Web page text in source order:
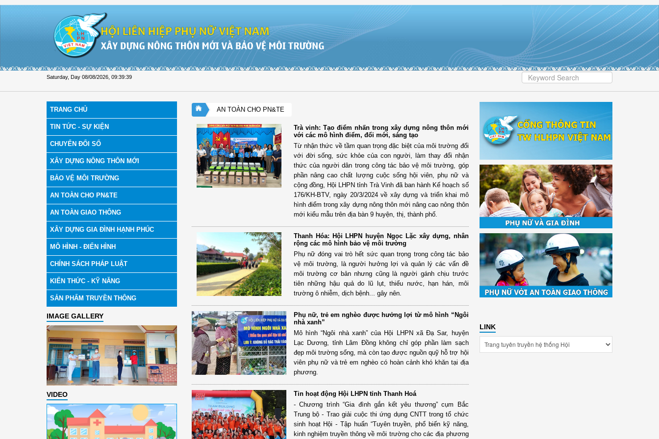
Saturday, Day 08/08/2026 09:39:39
TRANG CHỦ
TIN TỨC - SỰ KIỆN
CHUYỂN ĐỔI SỐ
XÂY DỰNG NÔNG THÔN MỚI
BẢO VỆ MÔI TRƯỜNG
AN TOÀN CHO PN&TE
AN TOÀN GIAO THÔNG
XÂY DỰNG GIA ĐÌNH HẠNH PHÚC
MÔ HÌNH - ĐIỂN HÌNH
CHÍNH SÁCH PHÁP LUẬT
KIẾN THỨC - KỸ NĂNG
SẢN PHẨM TRUYỀN THÔNG
IMAGE GALLERY
VIDEO
AN TOÀN CHO PN&TE
Trà vinh: Tạo điểm nhấn trong xây dựng nông thôn mới
với các mô hình điểm, đổi mới, sáng tạo
Từ nhận thức về tầm quan trọng đặc biệt của môi trường đối
với đời sống, sức khỏe của con người, làm thay đổi nhận
thức của người dân trong công tác bảo vệ môi trường, góp
phần nâng cao chất lượng cuộc sống hội viên, phụ nữ và
cộng đồng, Hội LHPN tỉnh Trà Vinh đã ban hành Kế hoạch số
176/KH-BTV, ngày 20/3/2024 về xây dựng và triển khai mô
hình điểm trong xây dựng nông thôn mới nâng cao nông thôn
mới kiểu mẫu trên địa bàn 9 huyện, thị, thành phố.
Thanh Hóa: Hội LHPN huyện Ngọc Lặc xây dựng, nhân
rộng các mô hình bảo vệ môi trường
Phụ nữ đóng vai trò hết sức quan trọng trong công tác bảo
vệ môi trường, là người hưởng lợi và quản lý các vấn đề
môi trường cơ bản nhưng cũng là người gánh chịu trước
tiên những hậu quả do lũ lụt, thiếu nước, hạn hán, môi
trường ô nhiễm, dịch bệnh... gây nên.
Phụ nữ, trẻ em nghèo được hưởng lợi từ mô hình “Ngôi
nhà xanh”
Mô hình “Ngôi nhà xanh” của Hội LHPN xã Đạ Sar, huyện
Lạc Dương, tỉnh Lâm Đồng không chỉ góp phần làm sạch
đẹp môi trường sống, mà còn tạo được nguồn quỹ hỗ trợ hội
viên phụ nữ và trẻ em nghèo có hoàn cảnh khó khăn tại địa
phương.
Tin hoạt động Hội LHPN tỉnh Thanh Hoá
- Chương trình “Gia đình gắn kết yêu thương” cụm Bắc
Trung bộ - Trao giải cuộc thi ứng dụng CNTT trong tổ chức
sinh hoạt Hội - Tập huấn “Tuyên truyền, phổ biến kỹ năng,
kinh nghiệm truyền thông về môi trường cho các địa phương
LINK